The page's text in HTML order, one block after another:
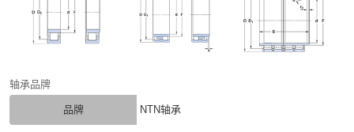
轴承品牌
品牌 NTN轴承